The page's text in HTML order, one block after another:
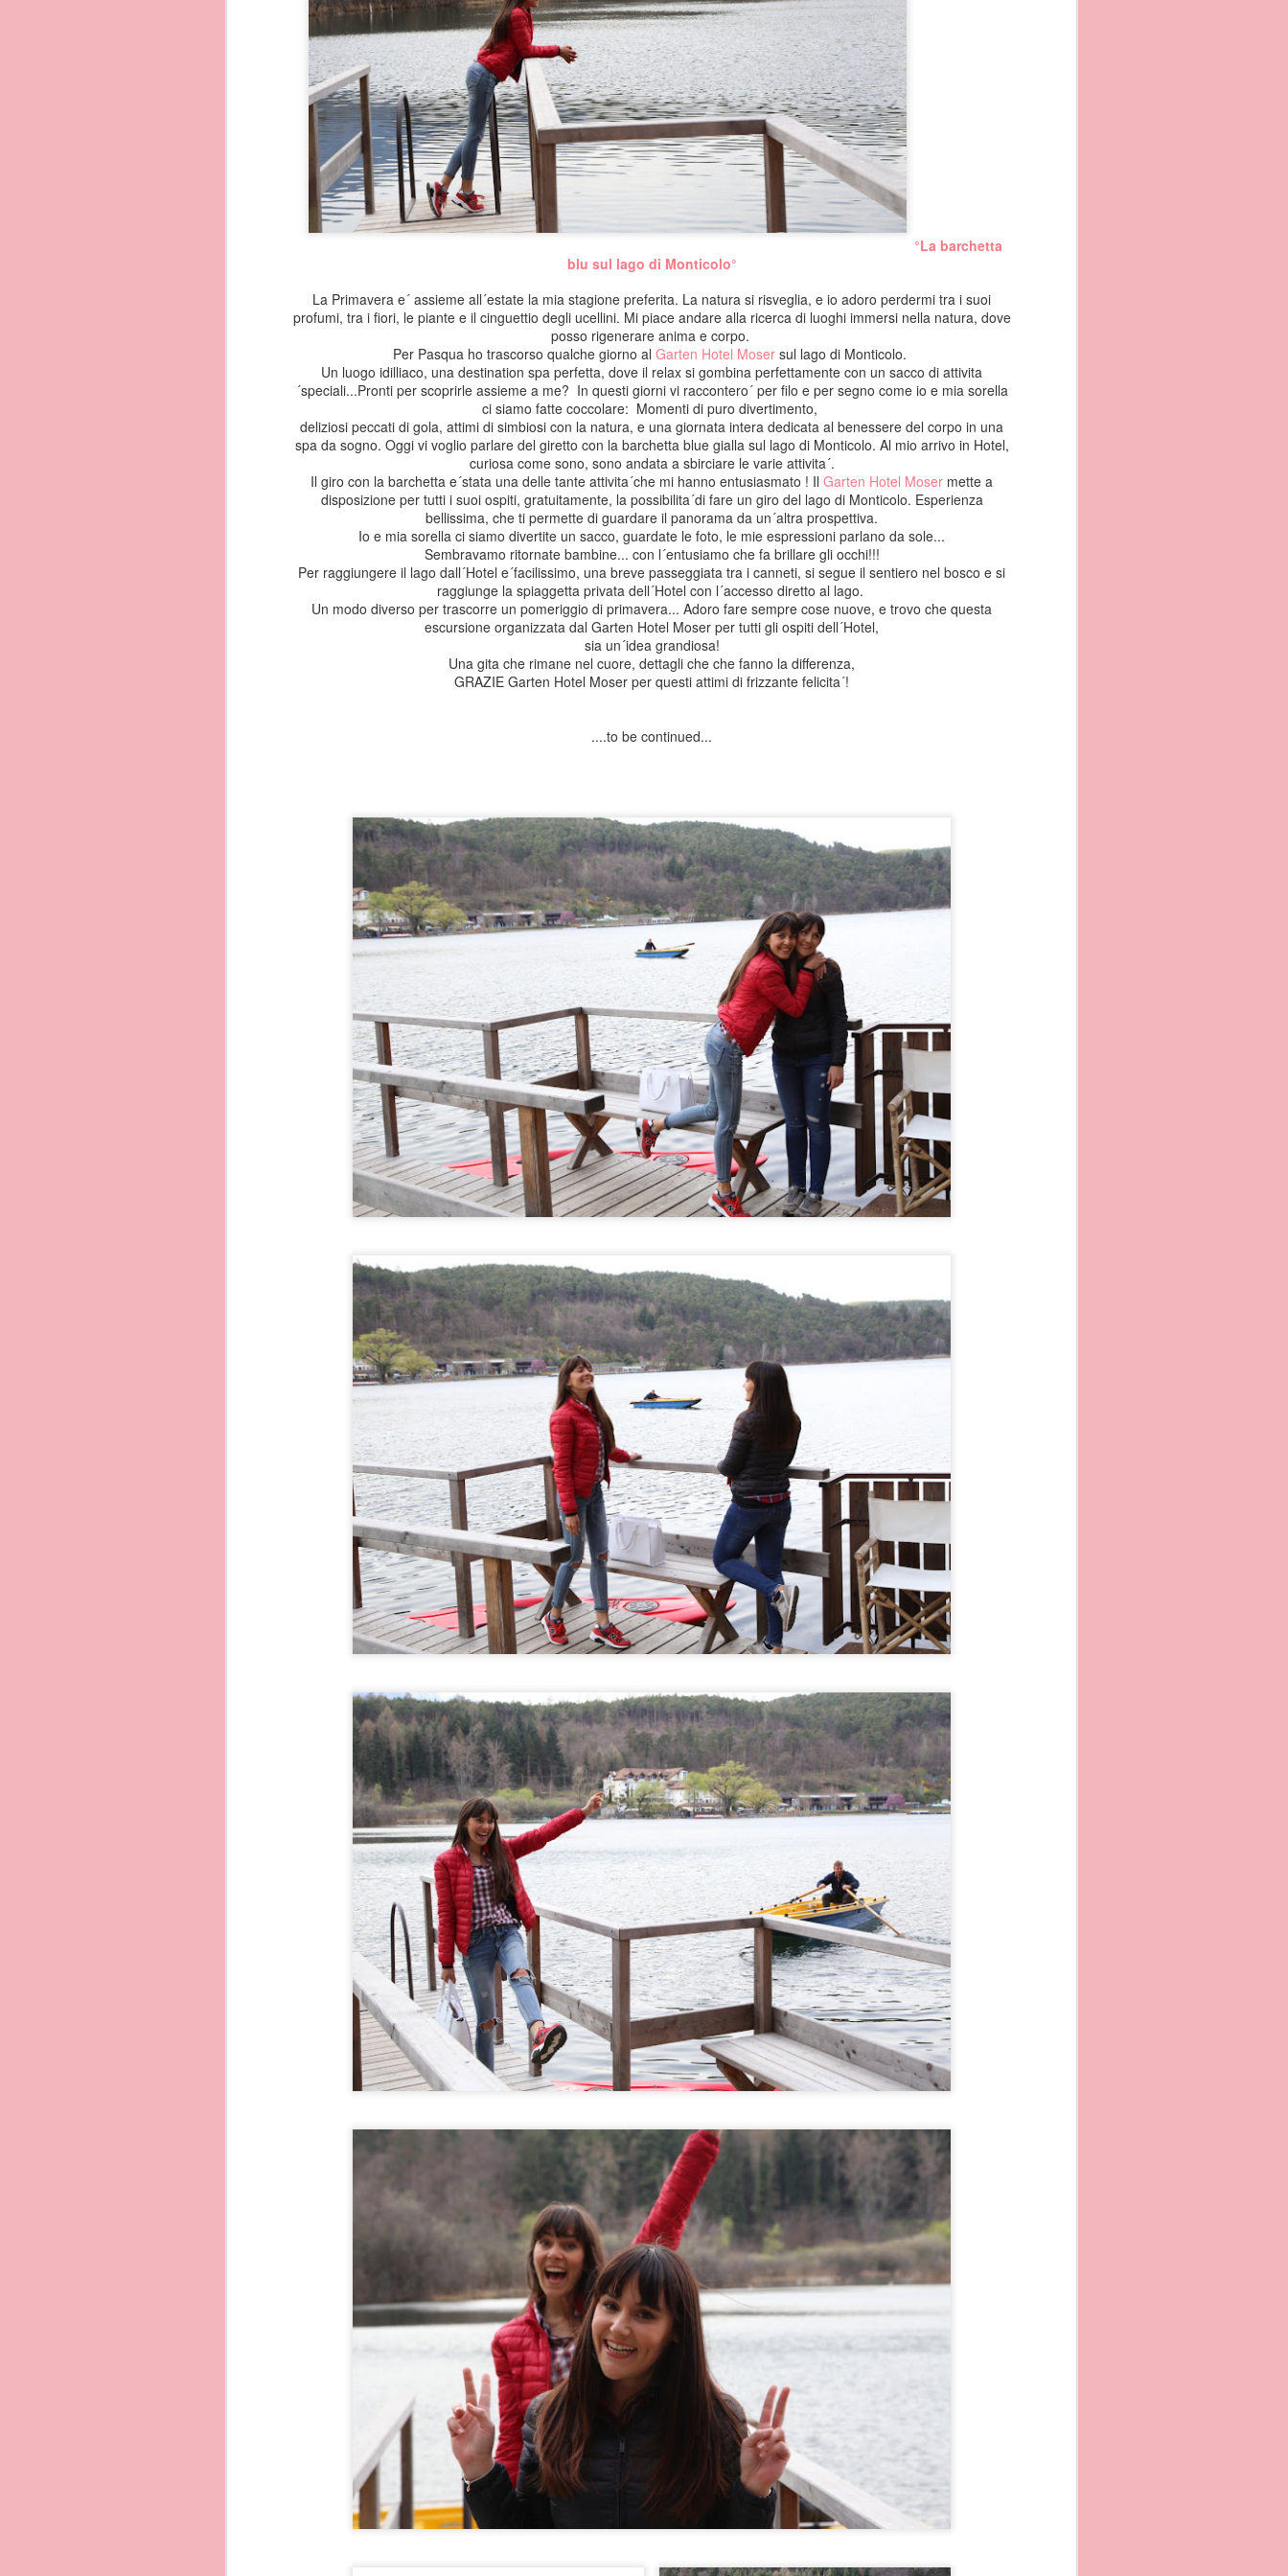
°La barchetta
blu sul lago di Monticolo°
La Primavera e´ assieme all´estate la mia stagione preferita. La natura si risveglia, e io adoro perdermi tra i suoi
profumi, tra i fiori, le piante e il cinguettio degli ucellini. Mi piace andare alla ricerca di luoghi immersi nella natura, dove
posso rigenerare anima e corpo.
Per Pasqua ho trascorso qualche giorno al Garten Hotel Moser sul lago di Monticolo.
Un luogo idilliaco, una destination spa perfetta, dove il relax si gombina perfettamente con un sacco di attivita
´speciali...Pronti per scoprirle assieme a me? In questi giorni vi raccontero´ per filo e per segno come io e mia sorella
ci siamo fatte coccolare: Momenti di puro divertimento,
deliziosi peccati di gola, attimi di simbiosi con la natura, e una giornata intera dedicata al benessere del corpo in una
spa da sogno. Oggi vi voglio parlare del giretto con la barchetta blue gialla sul lago di Monticolo. Al mio arrivo in Hotel,
curiosa come sono, sono andata a sbirciare le varie attivita´.
Il giro con la barchetta e´stata una delle tante attivita´che mi hanno entusiasmato ! Il Garten Hotel Moser mette a
disposizione per tutti i suoi ospiti, gratuitamente, la possibilita´di fare un giro del lago di Monticolo. Esperienza
bellissima, che ti permette di guardare il panorama da un´altra prospettiva.
Io e mia sorella ci siamo divertite un sacco, guardate le foto, le mie espressioni parlano da sole...
Sembravamo ritornate bambine... con l´entusiamo che fa brillare gli occhi!!!
Per raggiungere il lago dall´Hotel e´facilissimo, una breve passeggiata tra i canneti, si segue il sentiero nel bosco e si
raggiunge la spiaggetta privata dell´Hotel con l´accesso diretto al lago.
Un modo diverso per trascorre un pomeriggio di primavera... Adoro fare sempre cose nuove, e trovo che questa
escursione organizzata dal Garten Hotel Moser per tutti gli ospiti dell´Hotel,
sia un´idea grandiosa!
Una gita che rimane nel cuore, dettagli che che fanno la differenza,
GRAZIE Garten Hotel Moser per questi attimi di frizzante felicita´!
....to be continued...
Mini Guida di Procida
raccontata attraverso i miei occhi:
Come vi avevo promesso nel mio ultimo racconto,
vi porto con me a scoprire tutto ciò che c´e´da vedere a Procida.
Isola di procida e´intima, tranquilla e autentica.
E´l´isola piu piccola di tutto il Golfo di Napoli, e si distingue dalle altre per il suo fascino autentico,
caratterizzato da una storia e da una tradizione fondata sulla pesca e da un´identita´marittima.
Ricca di tradizioni, cultura e una gastronomia prelibata , gode di paesaggi mozzafiato che ispirano chi ha la fortuna di
ammirarli ...Scrittori e registi di fama mondiale si sono lasciati incantare e hanno tratto grande ispirazione da essa.
Ma andiamo a vedere assieme tutte le tappe che ho visitato durante il mio soggiorno sulla´isola dei pescatori piu bella
del mondo.
1. La Corricella
Il mio luogo prefeito in assoluto di Procida e´ la Corricella.
Marina di Corricella e´il borgo dei pescatori piu antico dell´isola di Procida , e´raggiungibile via mare , oppure
percorrendo a piedi circa 1 km dal porto dove vi lascia il traghetto/ aliscafo.
Il piccolo borgo e´un´esplosione di case colorate, sono le case dei pescatori e si dice che un tempo le abbiano
colorate cosi per riconoscerle dal mare....
Sono un complesso architettonico unico, incastonate una all´altra s´intercciano archi, cupole finestre e gradinate che
danno vita a una vera meraviglia! Non a caso Apple nel 2015 ha pubblicizzato i loro prodotti con l´immagine dal mare
di questo bellissimo borgo.
Lungo la Coricella ci sono molti ristoranti e una gelateria Chiaro di Luna che fa un gelato sensazionale. Vale la pena
accomodarsi e assaporare la bellezza e la tranquillità di questo magico luogo.
2. Terra Murata
Dalla Corricella si raggiunge Terra Murata, tappa obbligata per chi visita Procida. Il panorama da qui e´uno dei motivi
di maggior fascino. Ho realizzato delle foto al tramonto che fanno emozionare.
Palazzo d´Avalos, all´interno del borgo di Terra Murata , e´stato per molti anni un penitenziario per ergastolani, e´stato
dismesso nel 1988 e ora e´visitabile su appuntamento.
Da non perdere nel borgo di Terra Murata anche l´Abbazia di San Michele (XVI sec.) nucleo religioso e culturale, l
´abbazia extra le chiese piu ricche e prestigiose dell´Italia Meridionale.
Da visitare inoltre il monastero di Santa Margherita.
Un grazie speciale a Tato (insider) per l´anneddoto.
Nel carcere di Procida, situato zona Terra Murata, c'era la sezione del cucito e tutte le donne dell'isola si facevano preparare il corredo
nunziale dai detenuti...
Sempre nei pressi di Terra Murata, all'alba si radunavano le donne (madri e mogli) dei marinai che erano lontani da Procida. ..
intonavano dei canti con la speranza che dalla parte più alta dell'isola, arrivassero ai loro uomini in mezzo al mare.